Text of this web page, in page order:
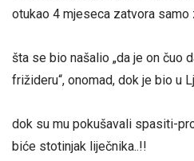
otukao 4 mjeseca zatvora samo
šta se bio našalio „da je on čuo
frižideru“, onomad, dok je bio u
dok su mu pokušavali spasiti-
biće stotinjak liječnika..!!